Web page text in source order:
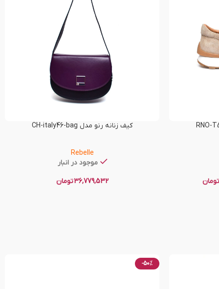
تومان
کیف زنانه رنو مدل CH-italy46-bag
Rebelle
موجود در انبار
36,779,532تومان
-50%